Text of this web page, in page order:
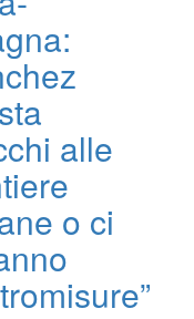
alle
o ci